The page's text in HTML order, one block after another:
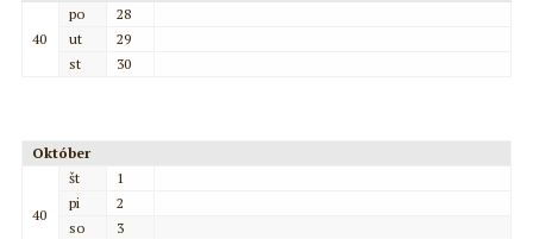
40
po
28
ut
29
st
30
Október
40
št
1
pi
2
so
3